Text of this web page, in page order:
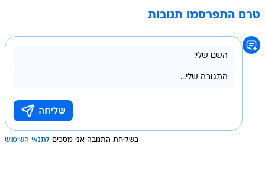
טרם התפרסמו תגובות
בשליחת התגובה אני מסכים לתנאי השימוש